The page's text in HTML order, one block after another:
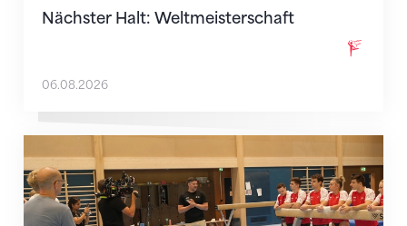
Nächster Halt: Weltmeisterschaft
06.08.2026
Mit klaren Zielen nach Zagreb